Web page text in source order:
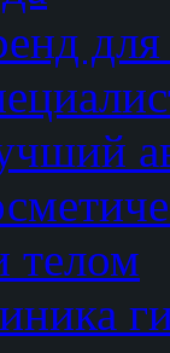
телом